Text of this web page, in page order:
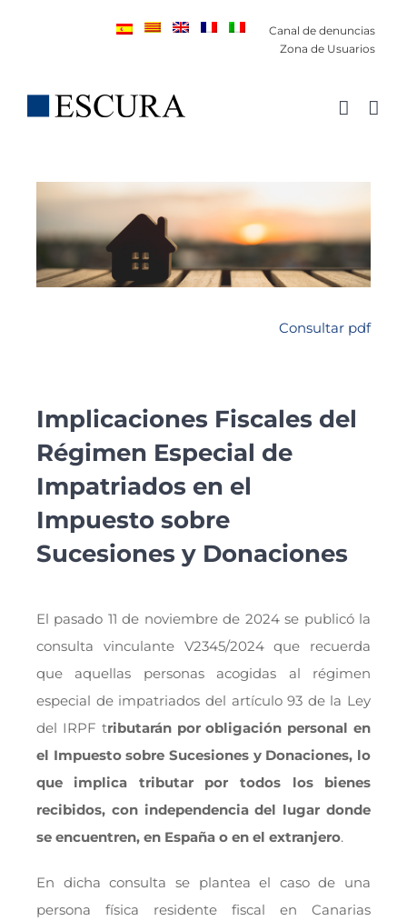
Canal de denuncias
Zona de Usuarios
Consultar pdf
Implicaciones Fiscales del
Régimen Especial de
Impatriados en el
Impuesto sobre
Sucesiones y Donaciones
El pasado 11 de noviembre de 2024 se publicó la
consulta vinculante V2345/2024 que recuerda
que aquellas personas acogidas al régimen
especial de impatriados del artículo 93 de la Ley
del IRPF tributarán por obligación personal en
el Impuesto sobre Sucesiones y Donaciones, lo
que implica tributar por todos los bienes
recibidos, con independencia del lugar donde
se encuentren, en España o en el extranjero.
En dicha consulta se plantea el caso de una
persona física residente fiscal en Canarias